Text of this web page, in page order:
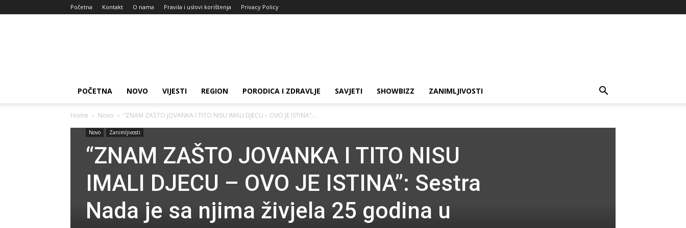
Početna Kontakt O nama Pravila i uslovi korištenja Privacy Policy
POČETNA NOVO VIJESTI REGION PORODICA I ZDRAVLJE SAVJETI SHOWBIZZ ZANIMLJIVOSTI
Home Novo “ZNAM ZAŠTO JOVANKA I TITO NISU IMALI DJECU – OVO JE ISTINA”:...
Novo Zanimljivosti
“ZNAM ZAŠTO JOVANKA I TITO NISU
IMALI DJECU – OVO JE ISTINA”: Sestra
Nada je sa njima živjela 25 godina u